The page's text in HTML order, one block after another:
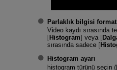
Parlaklık bilgisi
Video kaydı sırasında
[Histogram] veya [
sırasında sadece [
Histogram ayarı
histogram türünü seçin